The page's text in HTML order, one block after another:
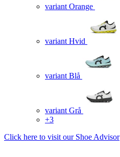
variant Orange
variant Hvid
variant Blå
variant Grå
+3
Click here to visit our Shoe Advisor